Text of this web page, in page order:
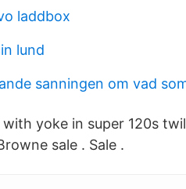
laddbox
lund
sanningen om vad
yoke in super 120s
sale . Sale .